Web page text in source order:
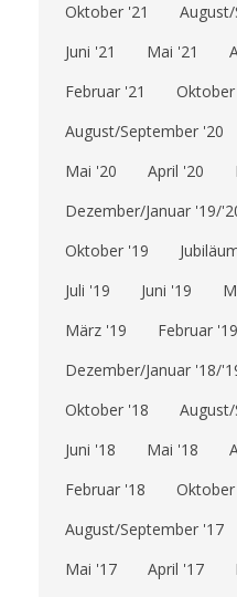
Oktober '21
Juni '21
Mai '21
Februar '21
August/September '20
Mai '20
April '20
Dezember/Januar '19/
Oktober '19
Juli '19
Juni '19
März '19
Februar '19
Dezember/Januar '18/
Oktober '18
Juni '18
Mai '18
Februar '18
August/September '17
Mai '17
April '17